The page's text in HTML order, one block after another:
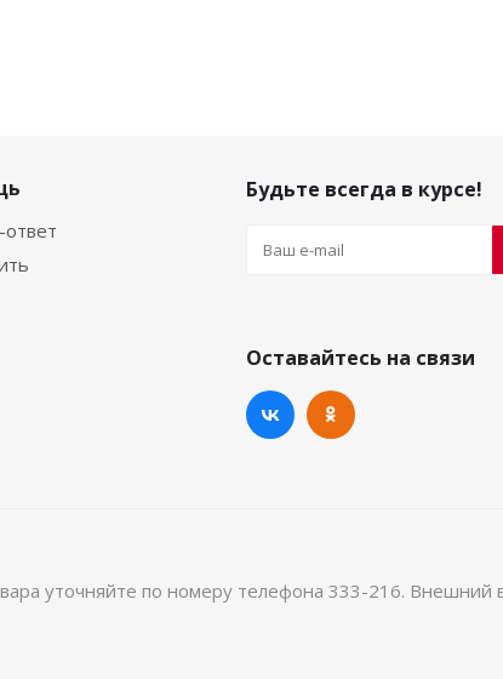
Будьте всегда в курсе!
Оставайтесь на связи
уточняйте по номеру телефона 333-216. Внешний